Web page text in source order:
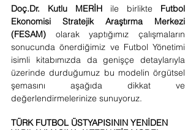
Doç.Dr. Kutlu MERİH ile birlikte Futbol
Ekonomisi Stratejik Araştırma Merkezi
(FESAM) olarak yaptığımız çalışmaların
sonucunda önerdiğimiz ve Futbol Yönetimi
isimli kitabımızda da genişçe detaylarıyla
üzerinde durduğumuz bu modelin örgütsel
şemasını aşağıda dikkat ve
değerlendirmelerinize sunuyoruz.
TÜRK FUTBOL ÜSTYAPISININ YENİDEN